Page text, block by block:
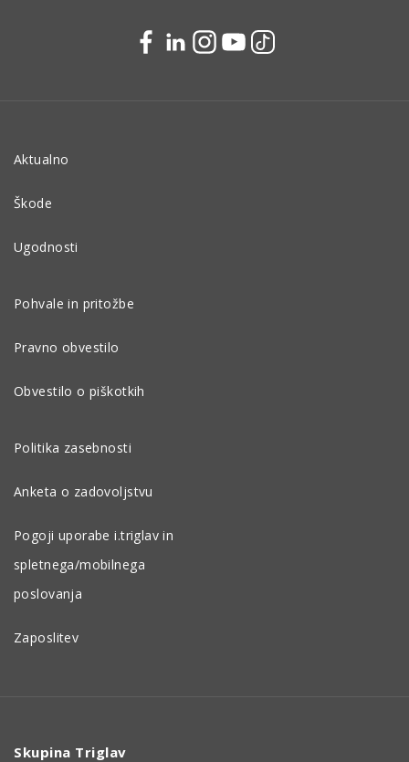
Aktualno
Škode
Ugodnosti
Pohvale in pritožbe
Pravno obvestilo
Obvestilo o piškotkih
Politika zasebnosti
Anketa o zadovoljstvu
Pogoji uporabe i.triglav in
spletnega/mobilnega
poslovanja
Zaposlitev
Skupina Triglav